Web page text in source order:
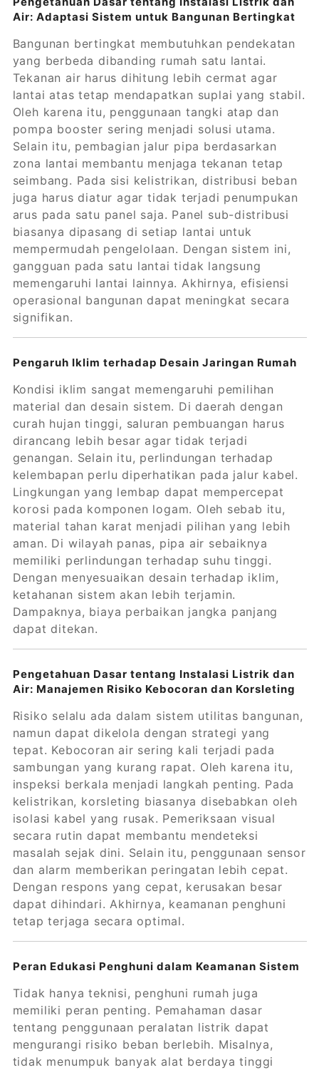
Air: Adaptasi Sistem untuk Bangunan Bertingkat
Bangunan bertingkat membutuhkan pendekatan
yang berbeda dibanding rumah satu lantai.
Tekanan air harus dihitung lebih cermat agar
lantai atas tetap mendapatkan suplai yang stabil.
Oleh karena itu, penggunaan tangki atap dan
pompa booster sering menjadi solusi utama.
Selain itu, pembagian jalur pipa berdasarkan
zona lantai membantu menjaga tekanan tetap
seimbang. Pada sisi kelistrikan, distribusi beban
juga harus diatur agar tidak terjadi penumpukan
arus pada satu panel saja. Panel sub-distribusi
biasanya dipasang di setiap lantai untuk
mempermudah pengelolaan. Dengan sistem ini,
gangguan pada satu lantai tidak langsung
memengaruhi lantai lainnya. Akhirnya, efisiensi
operasional bangunan dapat meningkat secara
signifikan.
Pengaruh Iklim terhadap Desain Jaringan Rumah
Kondisi iklim sangat memengaruhi pemilihan
material dan desain sistem. Di daerah dengan
curah hujan tinggi, saluran pembuangan harus
dirancang lebih besar agar tidak terjadi
genangan. Selain itu, perlindungan terhadap
kelembapan perlu diperhatikan pada jalur kabel.
Lingkungan yang lembap dapat mempercepat
korosi pada komponen logam. Oleh sebab itu,
material tahan karat menjadi pilihan yang lebih
aman. Di wilayah panas, pipa air sebaiknya
memiliki perlindungan terhadap suhu tinggi.
Dengan menyesuaikan desain terhadap iklim,
ketahanan sistem akan lebih terjamin.
Dampaknya, biaya perbaikan jangka panjang
dapat ditekan.
Pengetahuan Dasar tentang Instalasi Listrik dan
Air: Manajemen Risiko Kebocoran dan Korsleting
Risiko selalu ada dalam sistem utilitas bangunan,
namun dapat dikelola dengan strategi yang
tepat. Kebocoran air sering kali terjadi pada
sambungan yang kurang rapat. Oleh karena itu,
inspeksi berkala menjadi langkah penting. Pada
kelistrikan, korsleting biasanya disebabkan oleh
isolasi kabel yang rusak. Pemeriksaan visual
secara rutin dapat membantu mendeteksi
masalah sejak dini. Selain itu, penggunaan sensor
dan alarm memberikan peringatan lebih cepat.
Dengan respons yang cepat, kerusakan besar
dapat dihindari. Akhirnya, keamanan penghuni
tetap terjaga secara optimal.
Peran Edukasi Penghuni dalam Keamanan Sistem
Tidak hanya teknisi, penghuni rumah juga
memiliki peran penting. Pemahaman dasar
tentang penggunaan peralatan listrik dapat
mengurangi risiko beban berlebih. Misalnya,
tidak menumpuk banyak alat berdaya tinggi